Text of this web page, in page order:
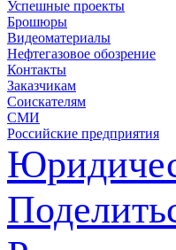
Успешные проекты
Брошюры
Видеоматериалы
Нефтегазовое обозрение
Контакты
Заказчикам
Соискателям
СМИ
Российские предприятия